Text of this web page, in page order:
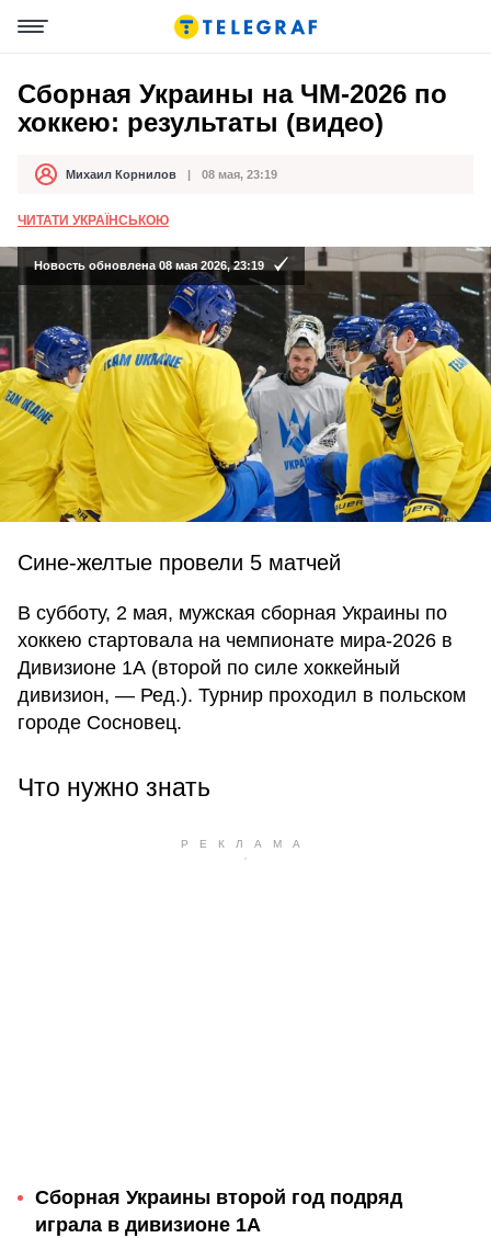
Сборная Украины на ЧМ-2026 по
хоккею: результаты (видео)
АвторМихаил Корнилов
Дата публикации 08 мая, 23:19
ЧИТАТИ УКРАЇНСЬКОЮ
Новость обновлена 08 мая 2026, 23:19
Сине-желтые провели 5 матчей
В субботу, 2 мая, мужская сборная Украины по
хоккею стартовала на чемпионате мира-2026 в
Дивизионе 1А (второй по силе хоккейный
дивизион, — Ред.). Турнир проходил в польском
городе Сосновец.
Что нужно знать
Сборная Украины второй год подряд
играла в дивизионе 1А